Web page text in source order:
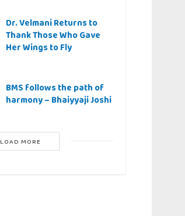
Dr. Velmani Returns to
Thank Those Who Gave
Her Wings to Fly
BMS follows the path of
harmony – Bhaiyyaji Joshi
LOAD MORE